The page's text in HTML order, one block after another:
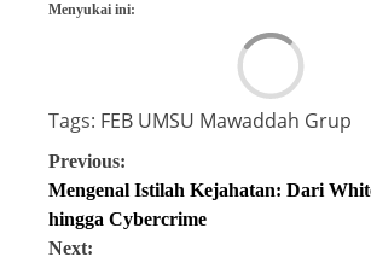
Menyukai ini:
Tags: FEB UMSU Mawaddah Grup
Previous:
Mengenal Istilah Kejahatan: Dari
hingga Cybercrime
Next: